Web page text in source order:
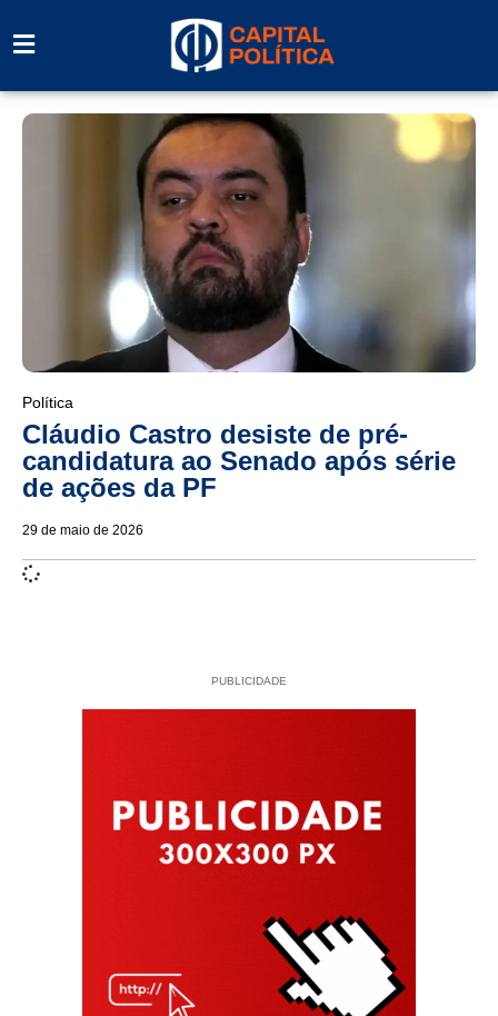
Política
Cláudio Castro desiste de pré-
candidatura ao Senado após série
de ações da PF
29 de maio de 2026
PUBLICIDADE